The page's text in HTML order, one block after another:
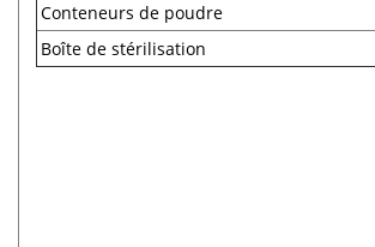
Conteneurs de poudre
Boîte de stérilisation